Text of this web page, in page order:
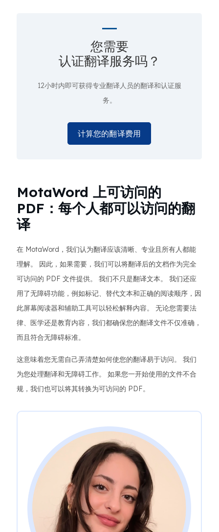
您需要
认证翻译服务吗？
12小时内即可获得专业翻译人员的翻译和认证服
务。
计算您的翻译费用
MotaWord 上可访问的
PDF：每个人都可以访问的翻
译
在 MotaWord，我们认为翻译应该清晰、专业且所有人都能
理解。 因此，如果需要，我们可以将翻译后的文档作为完全
可访问的 PDF 文件提供。 我们不只是翻译文本。 我们还应
用了无障碍功能，例如标记、替代文本和正确的阅读顺序，因
此屏幕阅读器和辅助工具可以轻松解释内容。 无论您需要法
律、医学还是教育内容，我们都确保您的翻译文件不仅准确，
而且符合无障碍标准。
这意味着您无需自己弄清楚如何使您的翻译易于访问。 我们
为您处理翻译和无障碍工作。 如果您一开始使用的文件不合
规，我们也可以将其转换为可访问的 PDF。